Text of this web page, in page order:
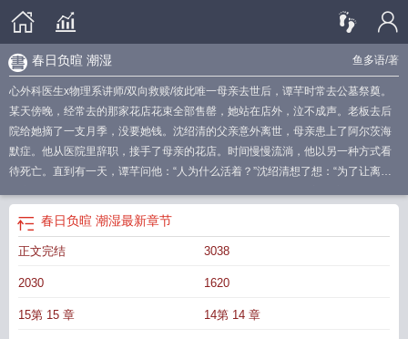
鱼多语/著
春日负暄 潮湿
心外科医生x物理系讲师/双向救赎/彼此唯一母亲去世后，谭芊时常去公墓祭奠。
某天傍晚，经常去的那家花店花束全部售罄，她站在店外，泣不成声。老板去后
院给她摘了一支月季，没要她钱。沈绍清的父亲意外离世，母亲患上了阿尔茨海
默症。他从医院里辞职，接手了母亲的花店。时间慢慢流淌，他以另一种方式看
待死亡。直到有一天，谭芊问他：“人为什么活着？”沈绍清想了想：“为了让离去
物理系讲师·猫男犬女，双向奔赴·双c，慢热，市井甜文·正经老派年上
————————————下本写《冬山如睡》高考后的第十二年，明峤与沈时
安再遇。对方任教于当地的一所大学，依旧是缓慢温和的模样。两人吃了顿饭，
默后，明峤追问：“沈时安，那你呢？”依旧沉默，她笑了笑：“这么多年过去，你
春日负暄 潮湿最新章节
正文完结 3038
2030 1620
15第 15 章 14第 14 章